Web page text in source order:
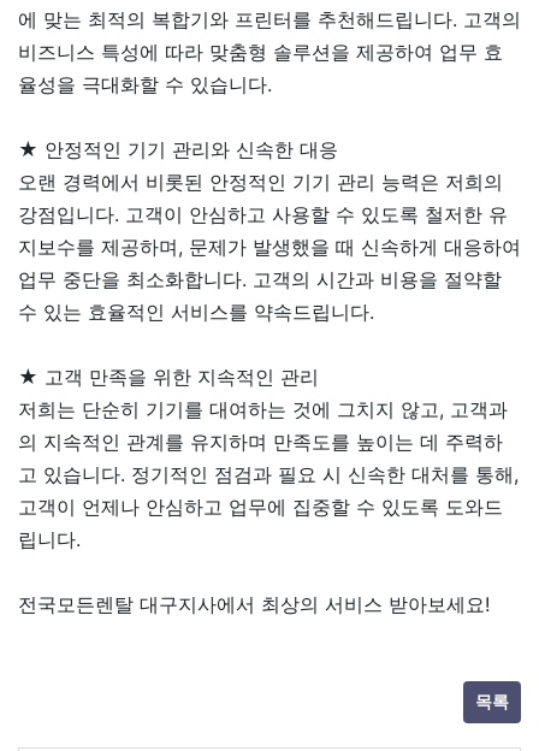
에 맞는 최적의 복합기와 프린터를 추천해드립니다. 고객의
비즈니스 특성에 따라 맞춤형 솔루션을 제공하여 업무 효
율성을 극대화할 수 있습니다.
★ 안정적인 기기 관리와 신속한 대응
오랜 경력에서 비롯된 안정적인 기기 관리 능력은 저희의
강점입니다. 고객이 안심하고 사용할 수 있도록 철저한 유
지보수를 제공하며, 문제가 발생했을 때 신속하게 대응하여
업무 중단을 최소화합니다. 고객의 시간과 비용을 절약할
수 있는 효율적인 서비스를 약속드립니다.
★ 고객 만족을 위한 지속적인 관리
저희는 단순히 기기를 대여하는 것에 그치지 않고, 고객과
의 지속적인 관계를 유지하며 만족도를 높이는 데 주력하
고 있습니다. 정기적인 점검과 필요 시 신속한 대처를 통해,
고객이 언제나 안심하고 업무에 집중할 수 있도록 도와드
립니다.
전국모든렌탈 대구지사에서 최상의 서비스 받아보세요!
목록